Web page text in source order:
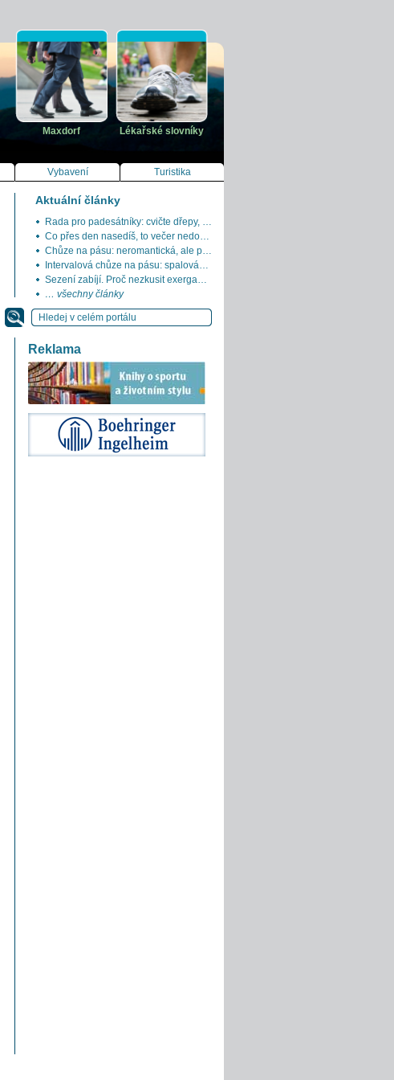
Maxdorf Lékařské slovníky
Aktuální články
Rada pro padesátníky: cvičte dřepy, dokud můžete
Co přes den nasedíš, to večer nedochodíš
Chůze na pásu: neromantická, ale praktická alternativa
Intervalová chůze na pásu: spalování tuků bez běhu
Sezení zabíjí. Proč nezkusit exergaming?
… všechny články
Reklama
Vybavení Turistika